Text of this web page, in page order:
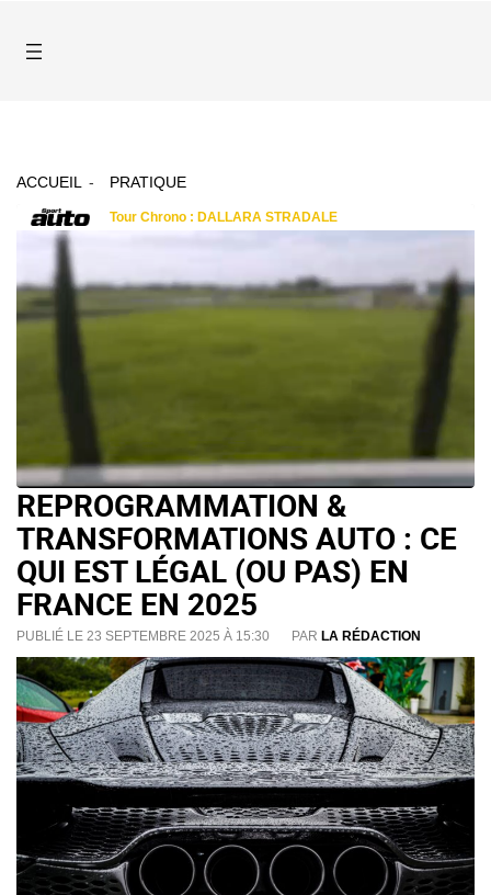
ACCUEIL PRATIQUE
REPROGRAMMATION &
TRANSFORMATIONS AUTO : CE
QUI EST LÉGAL (OU PAS) EN
FRANCE EN 2025
PUBLIÉ LE 23 SEPTEMBRE 2025 À 15:30 PAR LA RÉDACTION